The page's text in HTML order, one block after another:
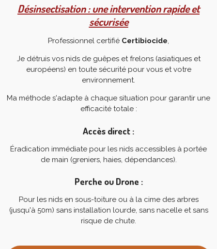
Désinsectisation : une intervention rapide et
sécurisée
Professionnel certifié Certibiocide,
Je détruis vos nids de guêpes et frelons (asiatiques et
européens) en toute sécurité pour vous et votre
environnement.
Ma méthode s'adapte à chaque situation pour garantir une
efficacité totale :
Accès direct :
Éradication immédiate pour les nids accessibles à portée
de main (greniers, haies, dépendances).
Perche ou Drone :
Pour les nids en sous-toiture ou à la cime des arbres
(jusqu'à 50m) sans installation lourde, sans nacelle et sans
risque de chute.